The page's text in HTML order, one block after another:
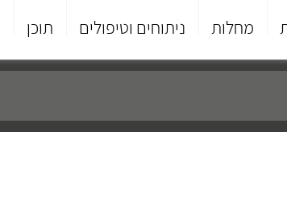
מחלות ניתוחים וטיפולים תוכן